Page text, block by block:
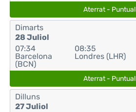
Aterrat - Puntual
Dimarts
28 Juliol
07:34
Barcelona
(BCN)
08:35
Londres (LHR)
Aterrat - Puntual
Dilluns
27 Juliol